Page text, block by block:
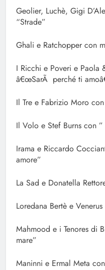
Geolier, Luchè, Gigi
“Strade”
Ghali e Ratchopper con
I Ricchi e Poveri e Paola
â€œSarÃ perché ti
Il Tre e Fabrizio Moro
Il Volo e Stef Burns con
Irama e Riccardo
amore”
La Sad e Donatella
Loredana Bertè e
Mahmood e i Tenores di
mare”
Maninni e Ermal Meta